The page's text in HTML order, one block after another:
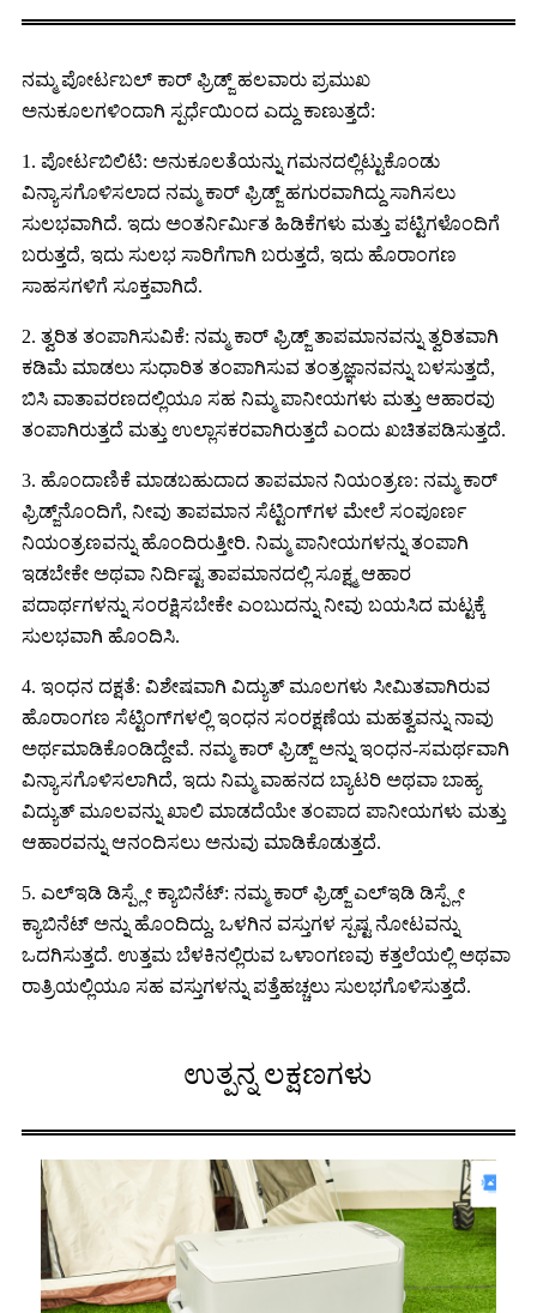
ನಮ್ಮ ಪೋರ್ಟಬಲ್ ಕಾರ್ ಫ್ರಿಡ್ಜ್ ಹಲವಾರು ಪ್ರಮುಖ
ಅನುಕೂಲಗಳಿಂದಾಗಿ ಸ್ಪರ್ಧೆಯಿಂದ ಎದ್ದು ಕಾಣುತ್ತದೆ:
1. ಪೋರ್ಟಬಿಲಿಟಿ: ಅನುಕೂಲತೆಯನ್ನು ಗಮನದಲ್ಲಿಟ್ಟುಕೊಂಡು
ವಿನ್ಯಾಸಗೊಳಿಸಲಾದ ನಮ್ಮ ಕಾರ್ ಫ್ರಿಡ್ಜ್ ಹಗುರವಾಗಿದ್ದು ಸಾಗಿಸಲು
ಸುಲಭವಾಗಿದೆ. ಇದು ಅಂತರ್ನಿರ್ಮಿತ ಹಿಡಿಕೆಗಳು ಮತ್ತು ಪಟ್ಟಿಗಳೊಂದಿಗೆ
ಬರುತ್ತದೆ, ಇದು ಸುಲಭ ಸಾರಿಗೆಗಾಗಿ ಬರುತ್ತದೆ, ಇದು ಹೊರಾಂಗಣ
ಸಾಹಸಗಳಿಗೆ ಸೂಕ್ತವಾಗಿದೆ.
2. ತ್ವರಿತ ತಂಪಾಗಿಸುವಿಕೆ: ನಮ್ಮ ಕಾರ್ ಫ್ರಿಡ್ಜ್ ತಾಪಮಾನವನ್ನು ತ್ವರಿತವಾಗಿ
ಕಡಿಮೆ ಮಾಡಲು ಸುಧಾರಿತ ತಂಪಾಗಿಸುವ ತಂತ್ರಜ್ಞಾನವನ್ನು ಬಳಸುತ್ತದೆ,
ಬಿಸಿ ವಾತಾವರಣದಲ್ಲಿಯೂ ಸಹ ನಿಮ್ಮ ಪಾನೀಯಗಳು ಮತ್ತು ಆಹಾರವು
ತಂಪಾಗಿರುತ್ತದೆ ಮತ್ತು ಉಲ್ಲಾಸಕರವಾಗಿರುತ್ತದೆ ಎಂದು ಖಚಿತಪಡಿಸುತ್ತದೆ.
3. ಹೊಂದಾಣಿಕೆ ಮಾಡಬಹುದಾದ ತಾಪಮಾನ ನಿಯಂತ್ರಣ: ನಮ್ಮ ಕಾರ್
ಫ್ರಿಡ್ಜ್‌ನೊಂದಿಗೆ, ನೀವು ತಾಪಮಾನ ಸೆಟ್ಟಿಂಗ್‌ಗಳ ಮೇಲೆ ಸಂಪೂರ್ಣ
ನಿಯಂತ್ರಣವನ್ನು ಹೊಂದಿರುತ್ತೀರಿ. ನಿಮ್ಮ ಪಾನೀಯಗಳನ್ನು ತಂಪಾಗಿ
ಇಡಬೇಕೇ ಅಥವಾ ನಿರ್ದಿಷ್ಟ ತಾಪಮಾನದಲ್ಲಿ ಸೂಕ್ಷ್ಮ ಆಹಾರ
ಪದಾರ್ಥಗಳನ್ನು ಸಂರಕ್ಷಿಸಬೇಕೇ ಎಂಬುದನ್ನು ನೀವು ಬಯಸಿದ ಮಟ್ಟಕ್ಕೆ
ಸುಲಭವಾಗಿ ಹೊಂದಿಸಿ.
4. ಇಂಧನ ದಕ್ಷತೆ: ವಿಶೇಷವಾಗಿ ವಿದ್ಯುತ್ ಮೂಲಗಳು ಸೀಮಿತವಾಗಿರುವ
ಹೊರಾಂಗಣ ಸೆಟ್ಟಿಂಗ್‌ಗಳಲ್ಲಿ ಇಂಧನ ಸಂರಕ್ಷಣೆಯ ಮಹತ್ವವನ್ನು ನಾವು
ಅರ್ಥಮಾಡಿಕೊಂಡಿದ್ದೇವೆ. ನಮ್ಮ ಕಾರ್ ಫ್ರಿಡ್ಜ್ ಅನ್ನು ಇಂಧನ-ಸಮರ್ಥವಾಗಿ
ವಿನ್ಯಾಸಗೊಳಿಸಲಾಗಿದೆ, ಇದು ನಿಮ್ಮ ವಾಹನದ ಬ್ಯಾಟರಿ ಅಥವಾ ಬಾಹ್ಯ
ವಿದ್ಯುತ್ ಮೂಲವನ್ನು ಖಾಲಿ ಮಾಡದೆಯೇ ತಂಪಾದ ಪಾನೀಯಗಳು ಮತ್ತು
ಆಹಾರವನ್ನು ಆನಂದಿಸಲು ಅನುವು ಮಾಡಿಕೊಡುತ್ತದೆ.
5. ಎಲ್ಇಡಿ ಡಿಸ್ಪ್ಲೇ ಕ್ಯಾಬಿನೆಟ್: ನಮ್ಮ ಕಾರ್ ಫ್ರಿಡ್ಜ್ ಎಲ್ಇಡಿ ಡಿಸ್ಪ್ಲೇ
ಕ್ಯಾಬಿನೆಟ್ ಅನ್ನು ಹೊಂದಿದ್ದು, ಒಳಗಿನ ವಸ್ತುಗಳ ಸ್ಪಷ್ಟ ನೋಟವನ್ನು
ಒದಗಿಸುತ್ತದೆ. ಉತ್ತಮ ಬೆಳಕಿನಲ್ಲಿರುವ ಒಳಾಂಗಣವು ಕತ್ತಲೆಯಲ್ಲಿ ಅಥವಾ
ರಾತ್ರಿಯಲ್ಲಿಯೂ ಸಹ ವಸ್ತುಗಳನ್ನು ಪತ್ತೆಹಚ್ಚಲು ಸುಲಭಗೊಳಿಸುತ್ತದೆ.
ಉತ್ಪನ್ನ ಲಕ್ಷಣಗಳು